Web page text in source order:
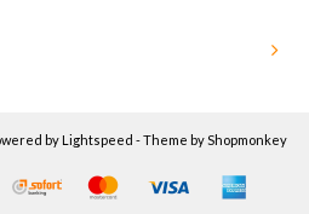
by Lightspeed - Theme byShopmonkey